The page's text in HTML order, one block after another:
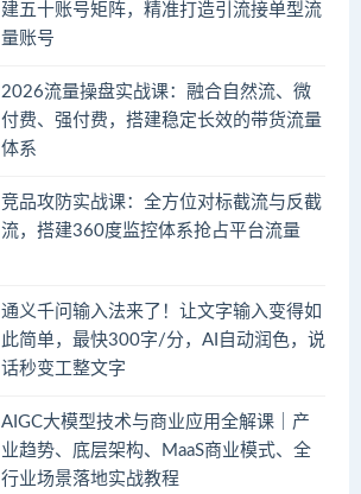
建五十账号矩阵，精准打造引流接单型流
量账号
2026流量操盘实战课：融合自然流、微
付费、强付费，搭建稳定长效的带货流量
体系
竞品攻防实战课：全方位对标截流与反截
流，搭建360度监控体系抢占平台流量
通义千问输入法来了！让文字输入变得如
此简单，最快300字/分，AI自动润色，说
话秒变工整文字
AIGC大模型技术与商业应用全解课｜产
业趋势、底层架构、MaaS商业模式、全
行业场景落地实战教程